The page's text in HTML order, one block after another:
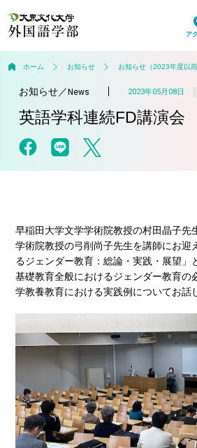
ア
ホーム お知らせ お知らせ（2023年度以前
お知らせ／ News 2023年05月08日
英語学科連続FD講演
早稲田大学文学学術院教授の村田晶子先
学術院教授の弓削尚子先生を講師にお迎
るジェンダー教育：総論・実践・展望」
基礎教育全般におけるジェンダー教育の
学教養教育における実践例についてお話